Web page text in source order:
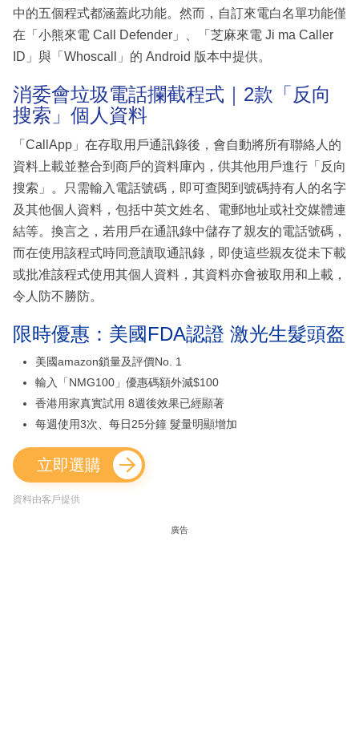
中的五個程式都涵蓋此功能。然而，自訂來電白名單功能僅
在「小熊來電 Call Defender」、「芝麻來電 Ji ma Caller
ID」與「Whoscall」的 Android 版本中提供。
消委會垃圾電話攔截程式｜2款「反向
搜索」個人資料
「CallApp」在存取用戶通訊錄後，會自動將所有聯絡人的
資料上載並整合到商戶的資料庫內，供其他用戶進行「反向
搜索」。只需輸入電話號碼，即可查閱到號碼持有人的名字
及其他個人資料，包括中英文姓名、電郵地址或社交媒體連
結等。換言之，若用戶在通訊錄中儲存了親友的電話號碼，
而在使用該程式時同意讀取通訊錄，即使這些親友從未下載
或批准該程式使用其個人資料，其資料亦會被取用和上載，
令人防不勝防。
限時優惠：美國FDA認證 激光生髮頭盔
美國amazon鎖量及評價No. 1
輸入「NMG100」優惠碼額外減$100
香港用家真實試用 8週後效果已經顯著
每週使用3次、每日25分鐘 髮量明顯增加
立即選購
資料由客戶提供
廣告